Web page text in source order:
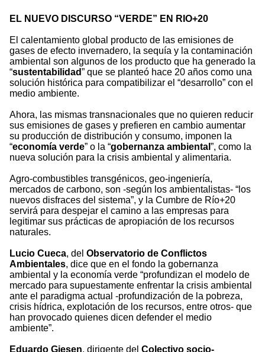
EL NUEVO DISCURSO “VERDE” EN RIO+20
El calentamiento global producto de las emisiones de
gases de efecto invernadero, la sequía y la contaminación
ambiental son algunos de los producto que ha generado la
“sustentabilidad” que se planteó hace 20 años como una
solución histórica para compatibilizar el “desarrollo” con el
medio ambiente.
Ahora, las mismas transnacionales que no quieren reducir
sus emisiones de gases y prefieren en cambio aumentar
su producción de distribución y consumo, imponen la
“economía verde” o la “gobernanza ambiental ”, como la
nueva solución para la crisis ambiental y alimentaria.
Agro-combustibles transgénicos, geo-ingeniería,
mercados de carbono, son -según los ambientalistas- “los
nuevos disfraces del sistema”, y la Cumbre de Río+20
servirá para despejar el camino a las empresas para
legitimar sus prácticas de apropiación de los recursos
naturales.
Lucio Cueca, del Observatorio de Conflictos
Ambientales, dice que en el fondo la gobernanza
ambiental y la economía verde “profundizan el modelo de
mercado para supuestamente enfrentar la crisis ambiental
ante el paradigma actual -profundización de la pobreza,
crisis hídrica, explotación de los recursos, entre otros- que
han provocado quienes dicen defender el medio
ambiente”.
Eduardo Giesen, dirigente del Colectivo socio-